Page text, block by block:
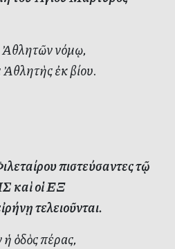
Ἀθλητῶν νόμῳ,
ἐκ βίου.
πιστεύσαντες τῷ
καὶ οἱ ΕΞ
τελειοῦνται.
ὁδὸς πέρας,